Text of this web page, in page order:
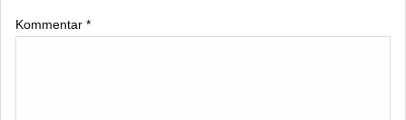
Kommentar *